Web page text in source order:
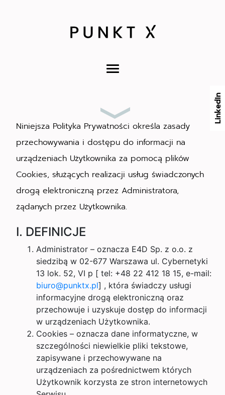
LinkedIn
Niniejsza Polityka Prywatności określa zasady
przechowywania i dostępu do informacji na
urządzeniach Użytkownika za pomocą plików
Cookies, służących realizacji usług świadczonych
drogą elektroniczną przez Administratora,
żądanych przez Użytkownika.
I. DEFINICJE
Administrator – oznacza E4D Sp. z o.o. z
siedzibą w 02-677 Warszawa ul. Cybernetyki
13 lok. 52, VI p [ tel: +48 22 412 18 15, e-mail:
biuro@punktx.pl] , która świadczy usługi
informacyjne drogą elektroniczną oraz
przechowuje i uzyskuje dostęp do informacji
w urządzeniach Użytkownika.
Cookies – oznacza dane informatyczne, w
szczególności niewielkie pliki tekstowe,
zapisywane i przechowywane na
urządzeniach za pośrednictwem których
Użytkownik korzysta ze stron internetowych